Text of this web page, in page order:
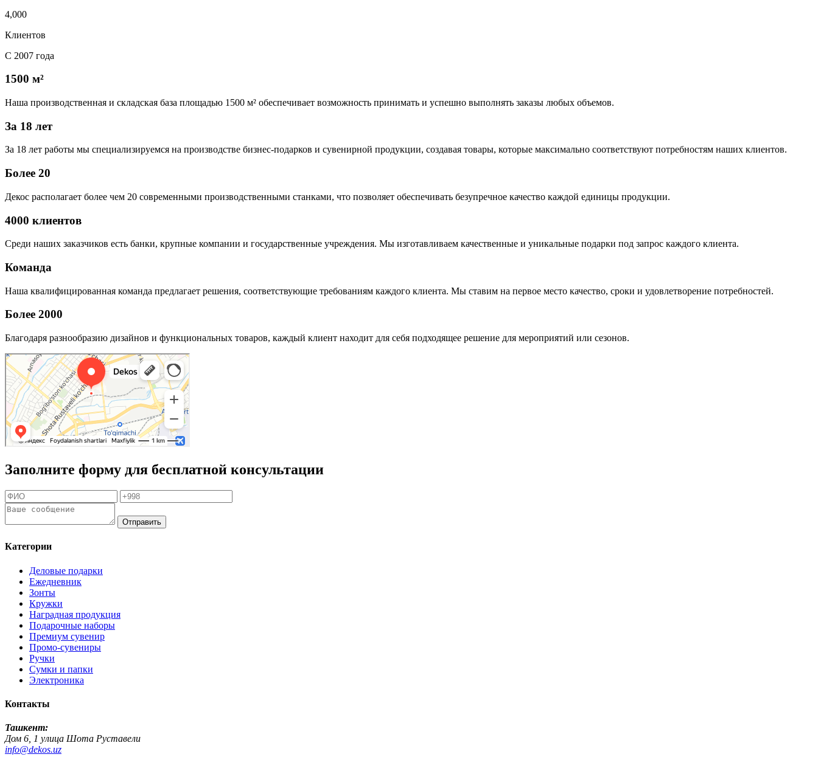
4,000
Клиентов
С 2007 года
1500 м²
Наша производственная и складская база площадью 1500 м² обеспечивает возможность принимать и успешно выполнять заказы любых объемов.
За 18 лет
За 18 лет работы мы специализируемся на производстве бизнес-подарков и сувенирной продукции, создавая товары, которые максимально соответствуют потребностям наших клиентов.
Более 20
Декос располагает более чем 20 современными производственными станками, что позволяет обеспечивать безупречное качество каждой единицы продукции.
4000 клиентов
Среди наших заказчиков есть банки, крупные компании и государственные учреждения. Мы изготавливаем качественные и уникальные подарки под запрос каждого клиента.
Команда
Наша квалифицированная команда предлагает решения, соответствующие требованиям каждого клиента. Мы ставим на первое место качество, сроки и удовлетворение потребностей.
Более 2000
Благодаря разнообразию дизайнов и функциональных товаров, каждый клиент находит для себя подходящее решение для мероприятий или сезонов.
Заполните форму для бесплатной консультации
Отправить
Категории
Деловые подарки
Ежедневник
Зонты
Кружки
Наградная продукция
Подарочные наборы
Премиум сувенир
Промо-сувениры
Ручки
Сумки и папки
Электроника
Контакты
Ташкент:
Дом 6, 1 улица Шота Руставели
info@dekos.uz